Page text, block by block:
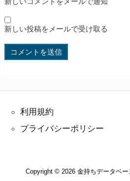
新しい投稿をメールで受け取る
利用規約
プライバシーポリシー
Copyright © 2026 金持ちデータベー